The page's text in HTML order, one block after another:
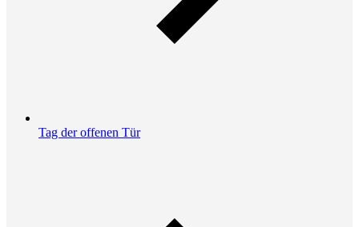
Tag der offenen Tür